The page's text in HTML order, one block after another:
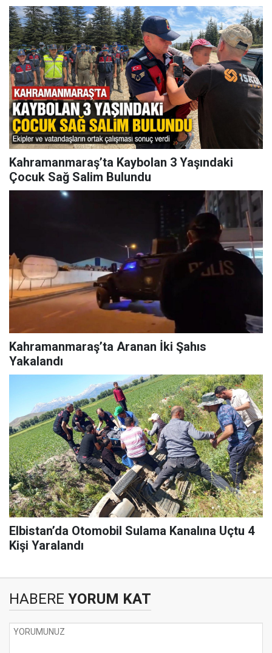
Kahramanmaraş’ta Kaybolan 3 Yaşındaki
Çocuk Sağ Salim Bulundu
Kahramanmaraş’ta Aranan İki Şahıs
Yakalandı
Elbistan’da Otomobil Sulama Kanalına Uçtu 4
Kişi Yaralandı
HABERE YORUM KAT